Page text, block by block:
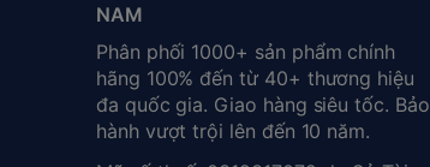
NAM
Phân phối 1000+ sản phẩm chính
hãng 100% đến từ 40+ thương hiệu
đa quốc gia. Giao hàng siêu tốc. Bảo
hành vượt trội lên đến 10 năm.